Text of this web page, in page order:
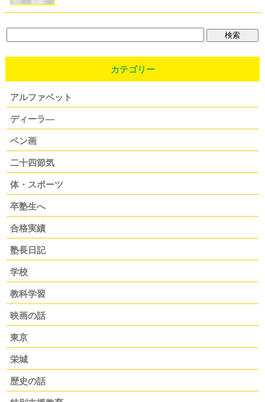
カテゴリー
アルファベット
ディーラ―
ペン画
二十四節気
体・スポーツ
卒塾生へ
合格実績
塾長日記
学校
教科学習
映画の話
東京
栄城
歴史の話